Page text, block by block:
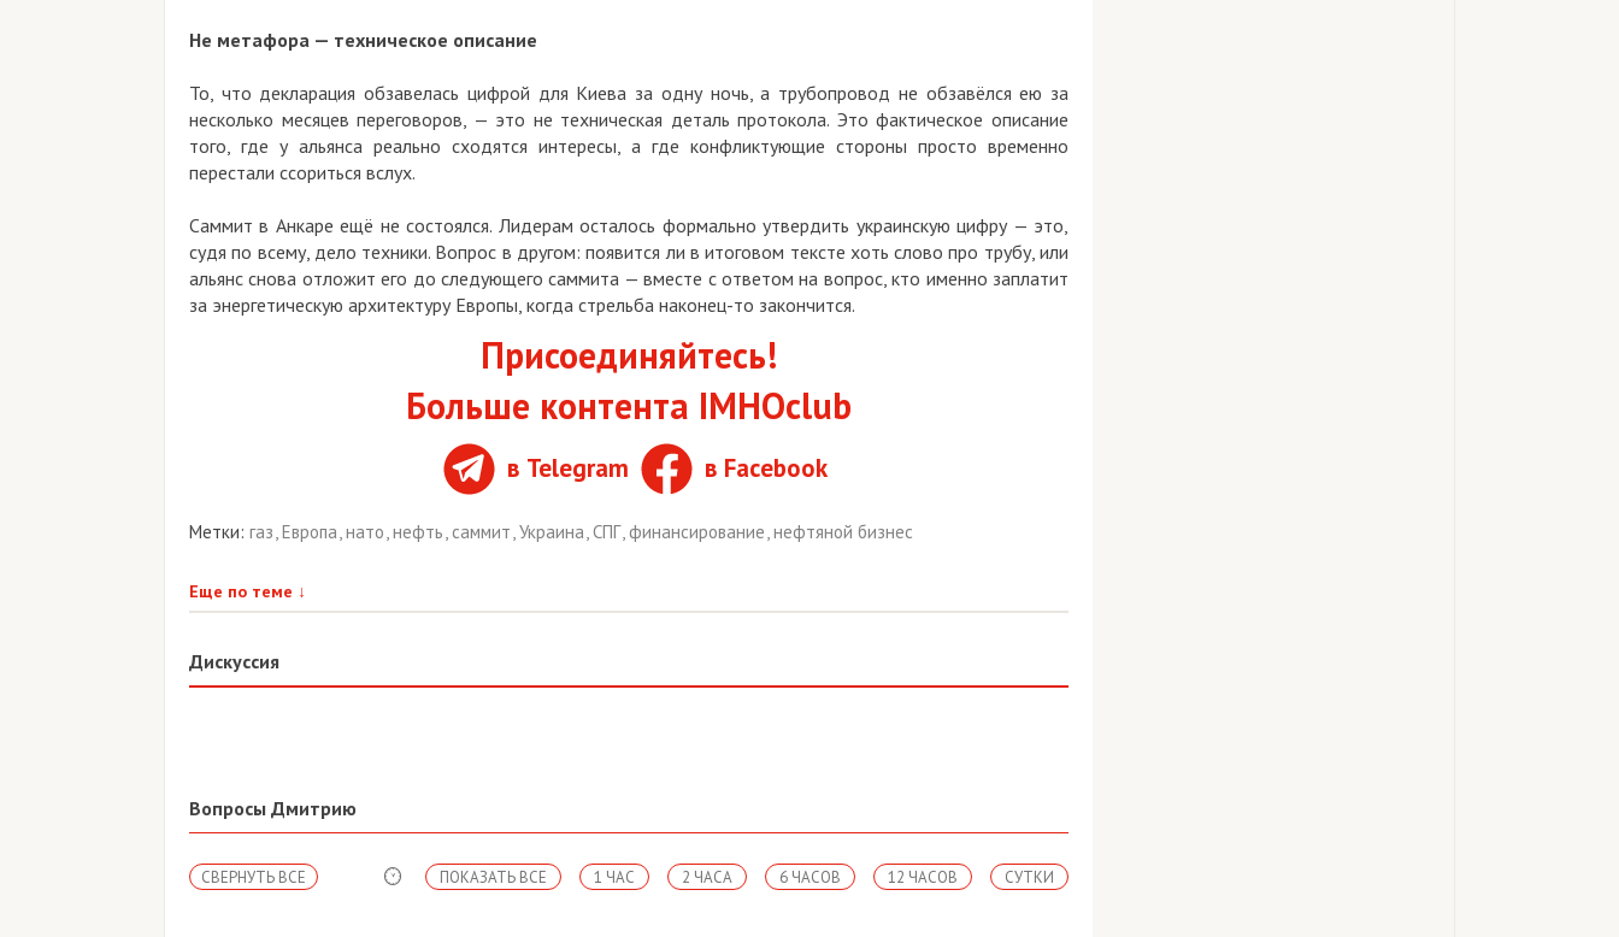
Не метафора — техническое описание
То, что декларация обзавелась цифрой для Киева за одну ночь, а трубопровод не обзавёлся ею за
несколько месяцев переговоров, — это не техническая деталь протокола. Это фактическое описание
того, где у альянса реально сходятся интересы, а где конфликтующие стороны просто временно
перестали ссориться вслух.
Саммит в Анкаре ещё не состоялся. Лидерам осталось формально утвердить украинскую цифру — это,
судя по всему, дело техники. Вопрос в другом: появится ли в итоговом тексте хоть слово про трубу, или
альянс снова отложит его до следующего саммита — вместе с ответом на вопрос, кто именно заплатит
за энергетическую архитектуру Европы, когда стрельба наконец-то закончится.
Присоединяйтесь!
Больше контента IMHOclub
в Telegram в Facebook
Метки: газ,Европа,нато,нефть, саммит,Украина,СПГ,финансирование,нефтяной бизнес
Еще по теме ↓
Дискуссия
Вопросы Дмитрию
СВЕРНУТЬ ВСЕ СУТКИ
12 ЧАСОВ
6 ЧАСОВ
2 ЧАСА
1 ЧАС
ПОКАЗАТЬ ВСЕ